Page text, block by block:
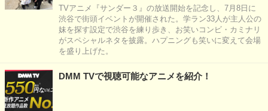
TVアニメ『サンダー３』の放送開始を記念し、7月8日に
渋谷で街頭イベントが開催された。学ラン33人が主人公の
妹を探す設定で渋谷を練り歩き、お笑いコンビ・カミナリ
がスペシャルネタを披露。ハプニングも笑いに変えて会場
を盛り上げた。
DMM TVで視聴可能なアニメを紹介！